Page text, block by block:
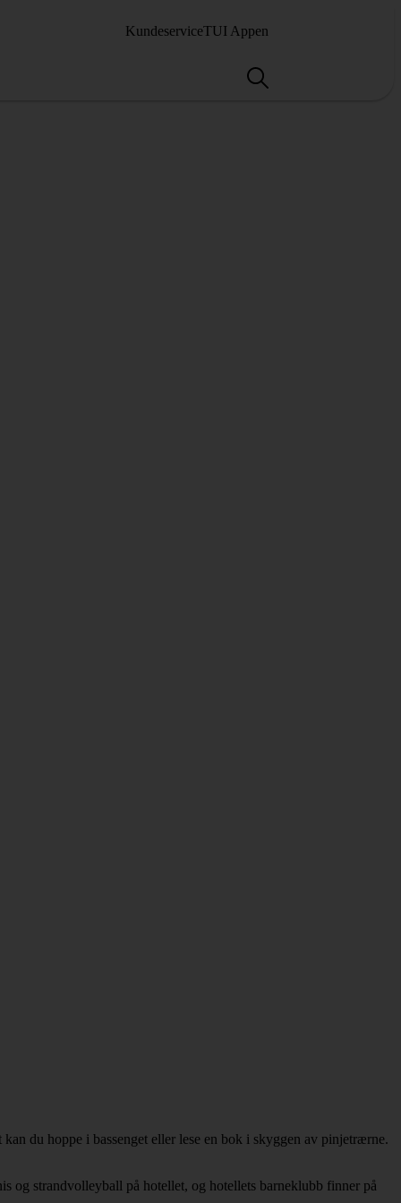
KundeserviceTUI Appen
du hoppe i bassenget eller lese en bok i skyggen av pinjetrærne.
og strandvolleyball på hotellet, og hotellets barneklubb finner på